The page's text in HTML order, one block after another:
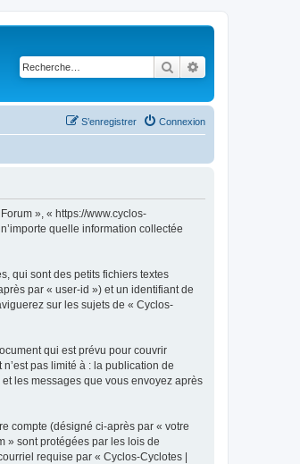
Rechercher
Connexion
S’enregistrer
», « https://www.cyclos-
quelle information collectée
qui sont des petits fichiers textes
par « user-id ») et un identifiant de
sur les sujets de « Cyclos-
qui est prévu pour couvrir
pas limité à : la publication de
les messages que vous envoyez après
compte (désigné ci-après par « votre
» sont protégées par les lois de
requise par « Cyclos-Cyclotes |